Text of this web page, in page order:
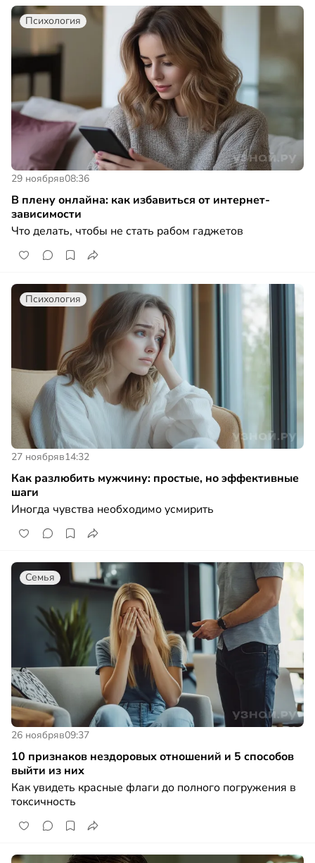
Психология
29 ноябряв08:36
В плену онлайна: как избавиться от интернет-
зависимости
Что делать, чтобы не стать рабом гаджетов
Психология
27 ноябряв14:32
Как разлюбить мужчину: простые, но эффективные
шаги
Иногда чувства необходимо усмирить
Семья
26 ноябряв09:37
10 признаков нездоровых отношений и 5 способов
выйти из них
Как увидеть красные флаги до полного погружения в
токсичность